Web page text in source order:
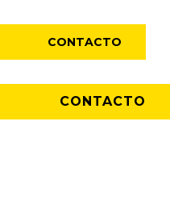
CONTACTO
CONTACTO